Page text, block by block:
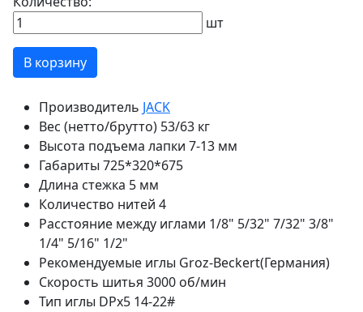
шт
В корзину
Производитель JACK
Вес (нетто/брутто) 53/63 кг
Высота подъема лапки 7-13 мм
Габариты 725*320*675
Длина стежка 5 мм
Количество нитей 4
Расстояние между иглами 1/8" 5/32" 7/32" 3/8"
1/4" 5/16" 1/2"
Рекомендуемые иглы Groz-Beckert(Германия)
Скорость шитья 3000 об/мин
Тип иглы DPx5 14-22#